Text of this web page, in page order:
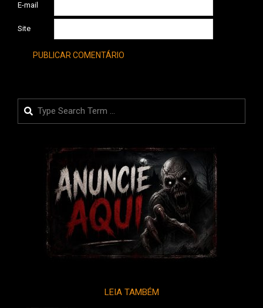
E-mail
Site
Search
LEIA TAMBÉM